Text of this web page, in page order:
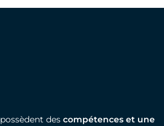
descompétences et une